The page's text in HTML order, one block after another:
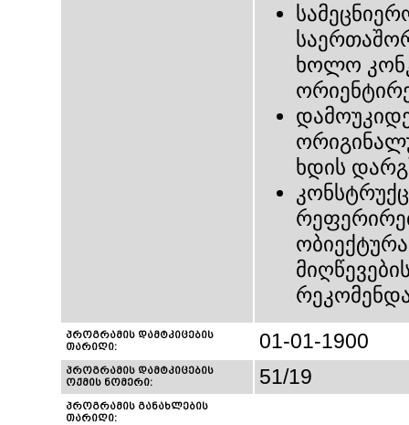
ხოლო
ხდის
პროგრამის დამტკიცების
თარიღი:
01-01-1900
პროგრამის დამტკიცების
ოქმის ნომერი:
51/19
პროგრამის განახლების
თარიღი: